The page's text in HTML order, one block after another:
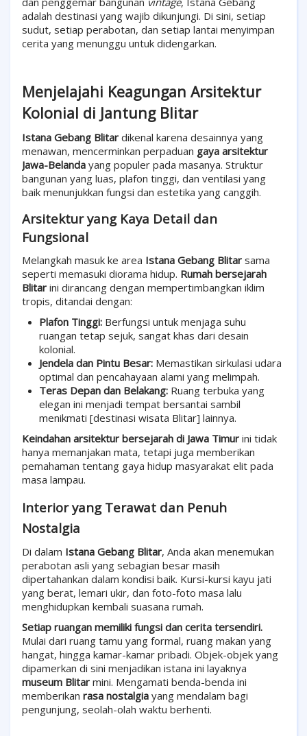
adalah destinasi yang wajib dikunjungi. Di sini, setiap
sudut, setiap perabotan, dan setiap lantai menyimpan
cerita yang menunggu untuk didengarkan.
Menjelajahi Keagungan Arsitektur
Kolonial di Jantung Blitar
Istana Gebang Blitar dikenal karena desainnya yang
menawan, mencerminkan perpaduan gaya arsitektur
Jawa-Belanda yang populer pada masanya. Struktur
bangunan yang luas, plafon tinggi, dan ventilasi yang
baik menunjukkan fungsi dan estetika yang canggih.
Arsitektur yang Kaya Detail dan
Fungsional
Melangkah masuk ke area Istana Gebang Blitar sama
seperti memasuki diorama hidup. Rumah bersejarah
Blitar ini dirancang dengan mempertimbangkan iklim
tropis, ditandai dengan:
Plafon Tinggi: Berfungsi untuk menjaga suhu
ruangan tetap sejuk, sangat khas dari desain
kolonial.
Jendela dan Pintu Besar: Memastikan sirkulasi udara
optimal dan pencahayaan alami yang melimpah.
Teras Depan dan Belakang: Ruang terbuka yang
elegan ini menjadi tempat bersantai sambil
menikmati [destinasi wisata Blitar] lainnya.
Keindahan arsitektur bersejarah di Jawa Timur ini tidak
hanya memanjakan mata, tetapi juga memberikan
pemahaman tentang gaya hidup masyarakat elit pada
masa lampau.
Interior yang Terawat dan Penuh
Nostalgia
Di dalam Istana Gebang Blitar, Anda akan menemukan
perabotan asli yang sebagian besar masih
dipertahankan dalam kondisi baik. Kursi-kursi kayu jati
yang berat, lemari ukir, dan foto-foto masa lalu
menghidupkan kembali suasana rumah.
Setiap ruangan memiliki fungsi dan cerita tersendiri.
Mulai dari ruang tamu yang formal, ruang makan yang
hangat, hingga kamar-kamar pribadi. Objek-objek yang
dipamerkan di sini menjadikan istana ini layaknya
museum Blitar mini. Mengamati benda-benda ini
memberikan rasa nostalgia yang mendalam bagi
pengunjung, seolah-olah waktu berhenti.